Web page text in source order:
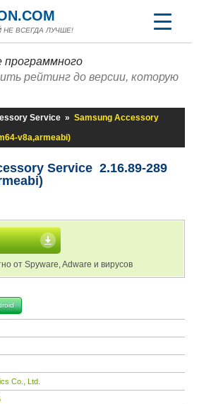
ВСЕГДА ЛУЧШЕ!
программного
рейтинг до версии, которую
Service » Samsung Accessory
v8a,armeabi)
Service 2.16.89-289
от Spyware, Adware и вирусов
Co., Ltd.